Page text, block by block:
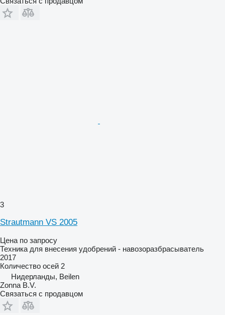
3
Strautmann VS 2005
Цена по запросу
Техника для внесения удобрений - навозоразбрасыватель
2017
Количество осей 2
Нидерланды, Beilen
Zonna B.V.
Связаться с продавцом